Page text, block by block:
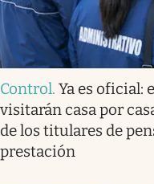
Control. Ya es oficial:
visitarán casa por
de los titulares de
prestación